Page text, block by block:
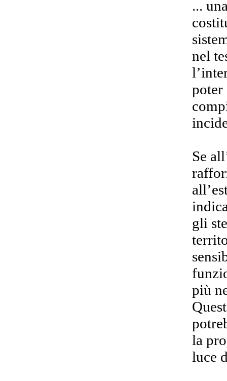
...
nel
poter
Se
gli
più
la
luce